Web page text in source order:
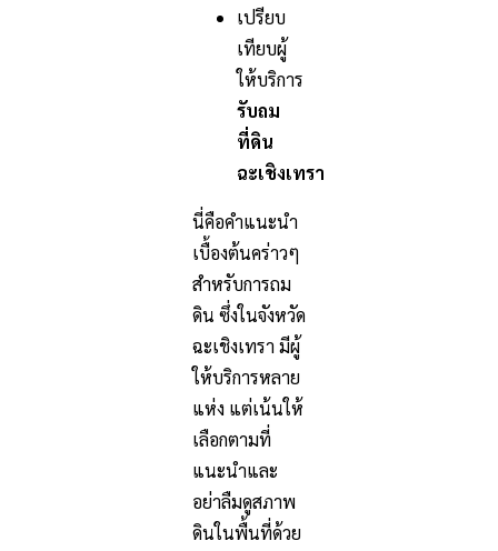
เปรียบ
เทียบผู้
ให้บริการ
รับถม
ที่ดิน
ฉะเชิงเทรา
นี่คือคำแนะนำ
เบื้องต้นคร่าวๆ
สำหรับการถม
ดิน ซึ่งในจังหวัด
ฉะเชิงเทรา มีผู้
ให้บริการหลาย
แห่ง แต่เน้นให้
เลือกตามที่
แนะนำและ
อย่าลืมดูสภาพ
ดินในพื้นที่ด้วย